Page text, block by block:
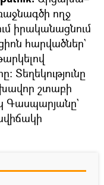
ողջ
իրականացնում
հարվածներ`
շտաբի
Գասպարյանը`